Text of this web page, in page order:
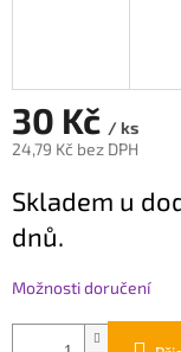
30 Kč / ks
24,79 Kč bez DPH
cena:
Skladem u
dnů.
Možnosti doručení